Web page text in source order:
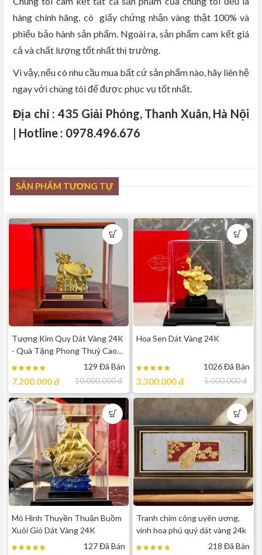
hàng chính hãng, có giấy chứng nhận vàng thật 100% và
phiếu bảo hành sản phẩm. Ngoài ra, sản phẩm cam kết giá
cả và chất lượng tốt nhất thị trường.
Vì vậy, nếu có nhu cầu mua bất cứ sản phẩm nào, hãy liên hệ
ngay với chúng tôi để được phục vụ tốt nhất.
Địa chỉ : 435 Giải Phóng, Thanh Xuân, Hà Nội
| Hotline : 0978.496.676
SẢN PHẨM TƯƠNG TỰ
Tượng Kim Quy Dát Vàng 24K
- Quà Tặng Phong Thuỷ Cao
Cấp
129 Đã Bán
7.200.000đ 10.000.000đ
Hoa Sen Dát Vàng 24K
1026 Đã Bán
3.300.000đ 5.000.000đ
Mô Hình Thuyền Thuận Buồm
Xuôi Gió Dát Vàng 24K
127 Đã Bán
Tranh chim công uyên ương,
vinh hoa phú quý dát vàng 24k
218 Đã Bán